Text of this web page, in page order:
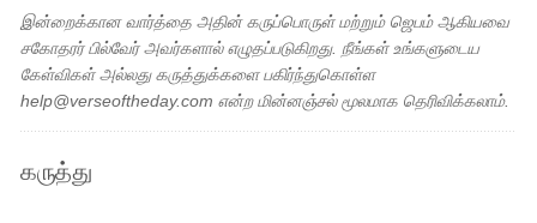
இன்றைக்கான வார்த்தை அதின் கருப்பொருள் மற்றும் ஜெபம் ஆகியவை
சகோதரர் பில்வேர் அவர்களால் எழுதப்படுகிறது. நீங்கள் உங்களுடைய
கேள்விகள் அல்லது கருத்துக்களை பகிர்ந்துகொள்ள
help@verseoftheday.com என்ற மின்னஞ்சல் மூலமாக தெரிவிக்கலாம்.
கருத்து